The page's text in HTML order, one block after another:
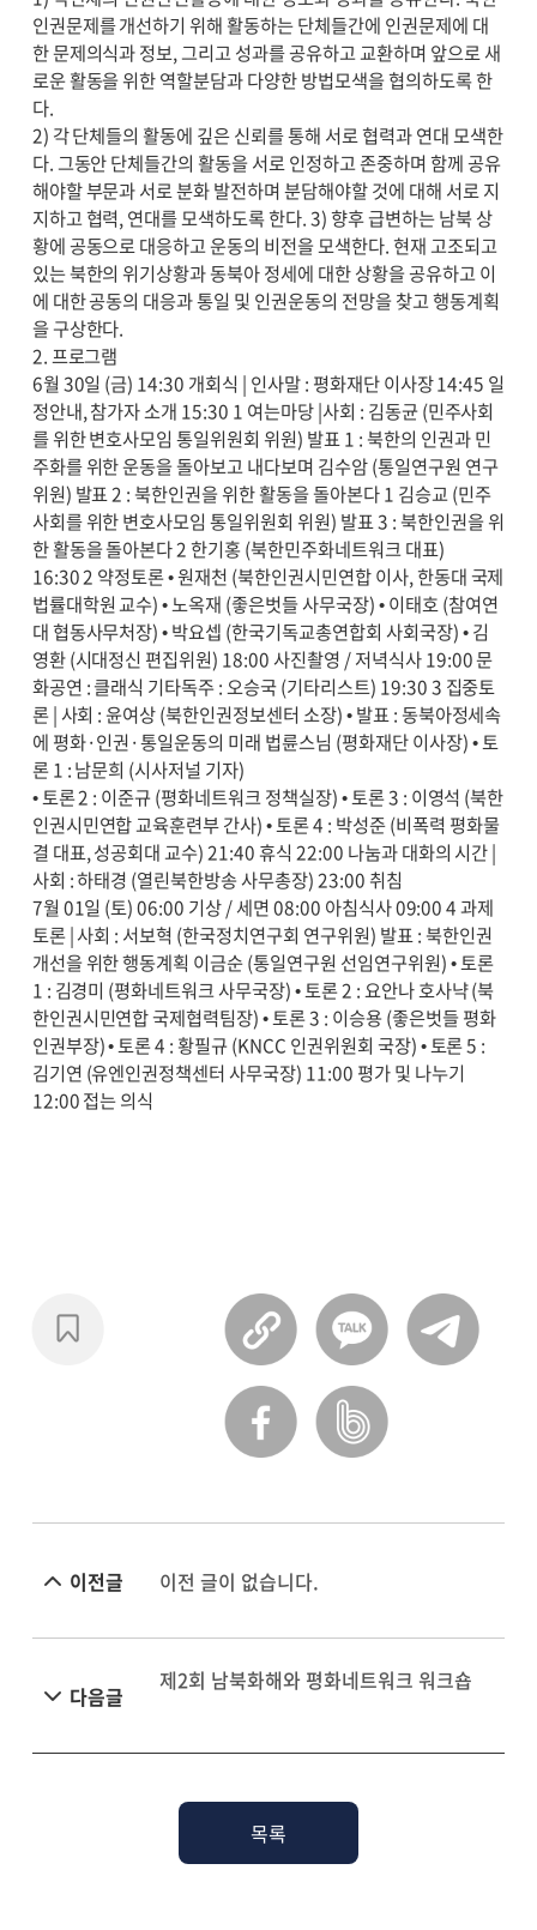
인권문제를 개선하기 위해 활동하는 단체들간에 인권문제에 대
한 문제의식과 정보, 그리고 성과를 공유하고 교환하며 앞으로 새
로운 활동을 위한 역할분담과 다양한 방법모색을 협의하도록 한
다.
2) 각 단체들의 활동에 깊은 신뢰를 통해 서로 협력과 연대 모색한
다. 그동안 단체들간의 활동을 서로 인정하고 존중하며 함께 공유
해야할 부문과 서로 분화 발전하며 분담해야할 것에 대해 서로 지
지하고 협력, 연대를 모색하도록 한다. 3) 향후 급변하는 남북 상
황에 공동으로 대응하고 운동의 비전을 모색한다. 현재 고조되고
있는 북한의 위기상황과 동북아 정세에 대한 상황을 공유하고 이
에 대한 공동의 대응과 통일 및 인권운동의 전망을 찾고 행동계획
을 구상한다.
2. 프로그램
6월 30일 (금) 14:30 개회식 | 인사말 : 평화재단 이사장 14:45 일
정안내, 참가자 소개 15:30 1 여는마당 |사회 : 김동균 (민주사회
를 위한 변호사모임 통일위원회 위원) 발표 1 : 북한의 인권과 민
주화를 위한 운동을 돌아보고 내다보며 김수암 (통일연구원 연구
위원) 발표 2 : 북한인권을 위한 활동을 돌아본다 1 김승교 (민주
사회를 위한 변호사모임 통일위원회 위원) 발표 3 : 북한인권을 위
한 활동을 돌아본다 2 한기홍 (북한민주화네트워크 대표)
16:30 2 약정토론 • 원재천 (북한인권시민연합 이사, 한동대 국제
법률대학원 교수) • 노옥재 (좋은벗들 사무국장) • 이태호 (참여연
대 협동사무처장) • 박요셉 (한국기독교총연합회 사회국장) • 김
영환 (시대정신 편집위원) 18:00 사진촬영 / 저녁식사 19:00 문
화공연 : 클래식 기타독주 : 오승국 (기타리스트) 19:30 3 집중토
론 | 사회 : 윤여상 (북한인권정보센터 소장) • 발표 : 동북아정세속
에 평화·인권·통일운동의 미래 법륜스님 (평화재단 이사장) • 토
론 1 : 남문희 (시사저널 기자)
• 토론 2 : 이준규 (평화네트워크 정책실장) • 토론 3 : 이영석 (북한
인권시민연합 교육훈련부 간사) • 토론 4 : 박성준 (비폭력 평화물
결 대표, 성공회대 교수) 21:40 휴식 22:00 나눔과 대화의 시간 |
사회 : 하태경 (열린북한방송 사무총장) 23:00 취침
7월 01일 (토) 06:00 기상 / 세면 08:00 아침식사 09:00 4 과제
토론 | 사회 : 서보혁 (한국정치연구회 연구위원) 발표 : 북한인권
개선을 위한 행동계획 이금순 (통일연구원 선임연구위원) • 토론
1 : 김경미 (평화네트워크 사무국장) • 토론 2 : 요안나 호사냑 (북
한인권시민연합 국제협력팀장) • 토론 3 : 이승용 (좋은벗들 평화
인권부장) • 토론 4 : 황필규 (KNCC 인권위원회 국장) • 토론 5 :
김기연 (유엔인권정책센터 사무국장) 11:00 평가 및 나누기
12:00 접는 의식
이전글 이전 글이 없습니다.
다음글
제2회 남북화해와 평화네트워크 워크숍
목록